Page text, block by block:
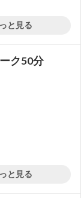
と見る
ク50分
と見る